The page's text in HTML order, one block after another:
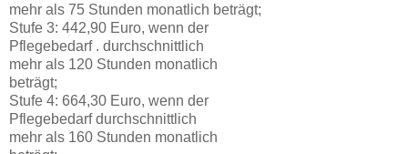
mehr als 75 Stunden monatlich beträgt;
Stufe 3: 442,90 Euro, wenn der
Pflegebedarf . durchschnittlich
mehr als 120 Stunden monatlich
beträgt;
Stufe 4: 664,30 Euro, wenn der
Pflegebedarf durchschnittlich
mehr als 160 Stunden monatlich